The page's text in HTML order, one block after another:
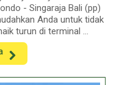
- Singaraja Bali (pp)
Anda untuk tidak
turun di terminal ...